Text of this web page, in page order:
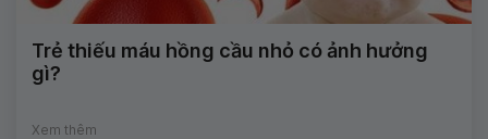
Trẻ thiếu máu hồng cầu nhỏ có ảnh hưởng
gì?
Xem thêm